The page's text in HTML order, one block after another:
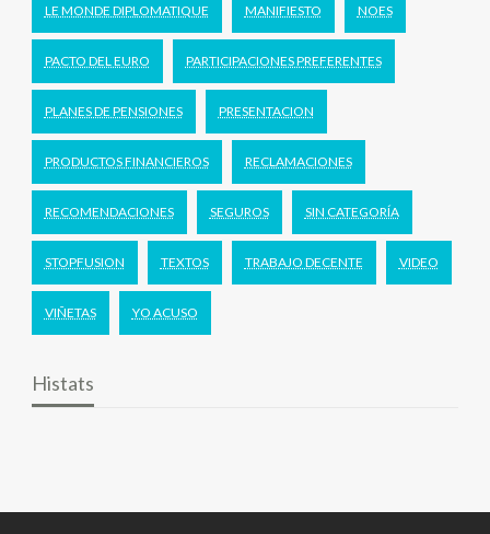
LE MONDE DIPLOMATIQUE MANIFIESTO NOES
PACTO DEL EURO PARTICIPACIONES PREFERENTES
PLANES DE PENSIONES PRESENTACION
PRODUCTOS FINANCIEROS RECLAMACIONES
RECOMENDACIONES SEGUROS SIN CATEGORÍA
STOPFUSION TEXTOS TRABAJO DECENTE VIDEO
VIÑETAS YO ACUSO
Histats